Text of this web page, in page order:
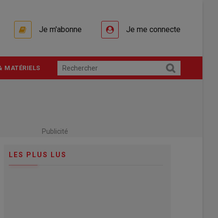
Je m'abonne Je me connecte
MATÉRIELS
Publicité
LES PLUS LUS